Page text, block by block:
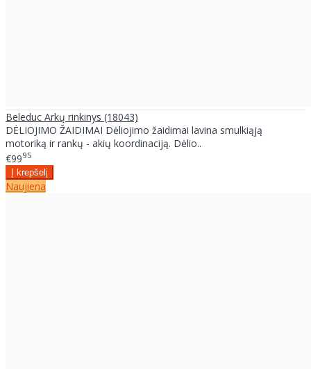
Beleduc Arkų rinkinys (18043)
DĖLIOJIMO ŽAIDIMAI Dėliojimo žaidimai lavina smulkiąją
motoriką ir rankų - akių koordinaciją. Dėlio..
€9995
Naujiena